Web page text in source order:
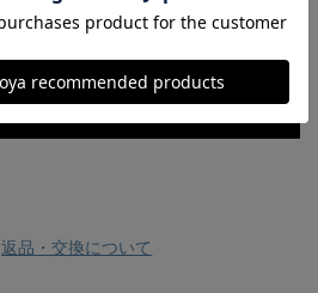
返品・交換について